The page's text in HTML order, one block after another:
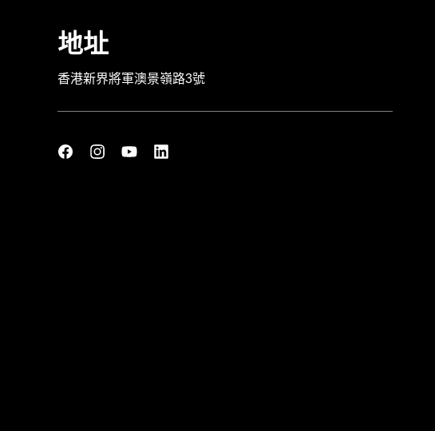
地址
香港新界將軍澳景嶺路3號